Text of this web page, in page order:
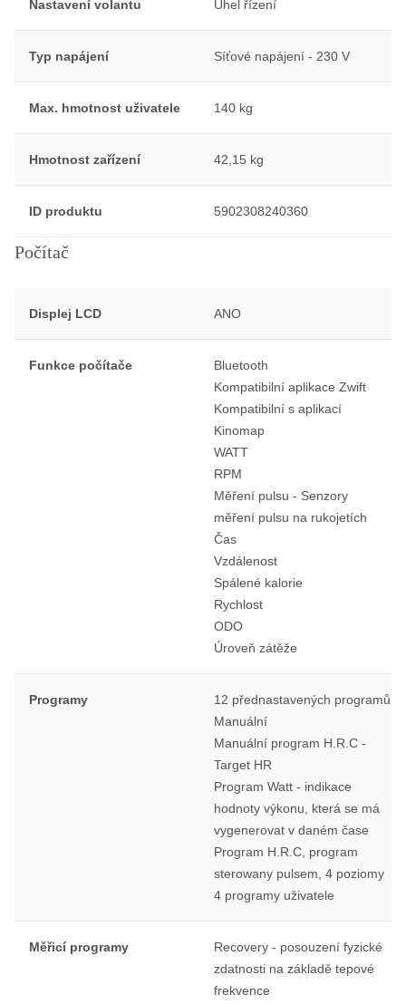
Nastavení volantu Úhel řízení
Typ napájení Síťové napájení - 230 V
Max. hmotnost uživatele 140 kg
Hmotnost zařízení 42,15 kg
ID produktu 5902308240360
Počítač
Displej LCD ANO
Funkce počítače
Bluetooth
Kompatibilní aplikace Zwift
Kompatibilní s aplikací
Kinomap
WATT
RPM
Měření pulsu - Senzory
měření pulsu na rukojetích
Čas
Vzdálenost
Spálené kalorie
Rychlost
ODO
Úroveň zátěže
Programy
12 přednastavených programů
Manuální
Manuální program H.R.C -
Target HR
Program Watt - indikace
hodnoty výkonu, která se má
vygenerovat v daném čase
Program H.R.C, program
sterowany pulsem, 4 poziomy
4 programy uživatele
Měřicí programy
Recovery - posouzení fyzické
zdatnosti na základě tepové
frekvence